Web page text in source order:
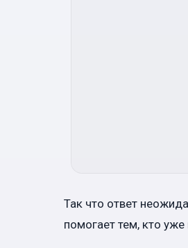
Так что ответ
помогает тем, кто